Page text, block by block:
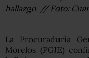
hallazgo. // Foto:
La Procuraduría
Morelos (PGJE)